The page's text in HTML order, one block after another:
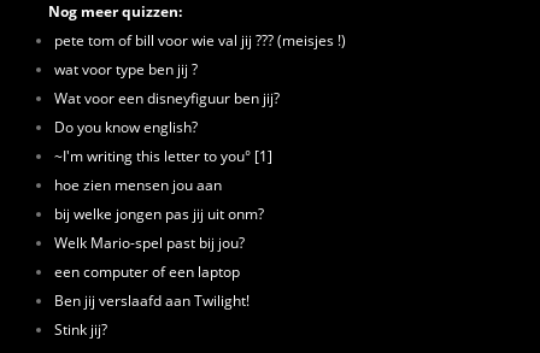
Nog meer quizzen:
pete tom of bill voor wie val jij ??? (meisjes !)
wat voor type ben jij ?
Wat voor een disneyfiguur ben jij?
Do you know english?
~I'm writing this letter to you° [1]
hoe zien mensen jou aan
bij welke jongen pas jij uit onm?
Welk Mario-spel past bij jou?
een computer of een laptop
Ben jij verslaafd aan Twilight!
Stink jij?